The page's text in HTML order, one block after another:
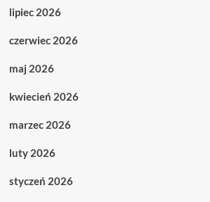
lipiec 2026
czerwiec 2026
maj 2026
kwiecień 2026
marzec 2026
luty 2026
styczeń 2026